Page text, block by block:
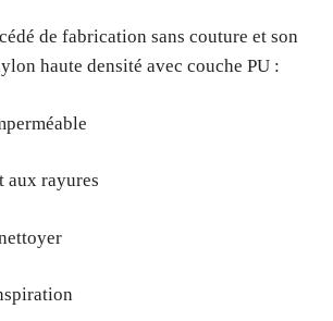
de fabrication sans couture et son
haute densité avec couche PU :
aux rayures